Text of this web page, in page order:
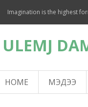
Imagination is the highest
ULEMJ
HOME МЭДЭЭ